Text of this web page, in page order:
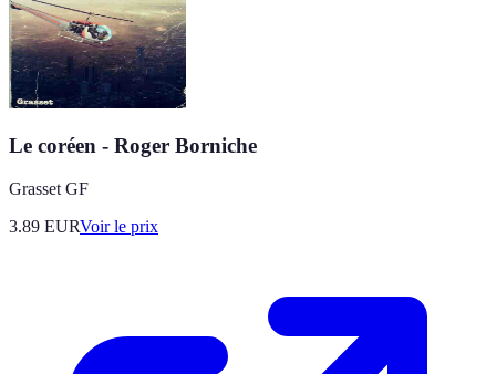
Le coréen - Roger Borniche
Grasset GF
3.89 EURVoir le prix